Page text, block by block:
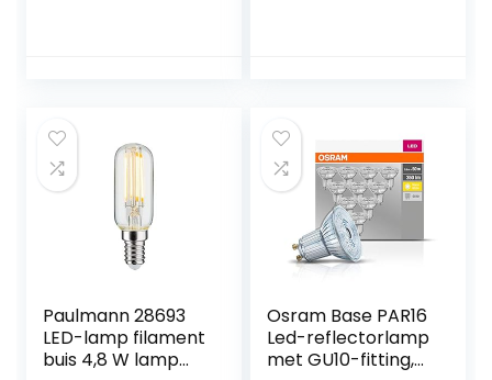
Paulmann 28693
LED-lamp filament
buis 4,8 W lamp
Osram Base PAR16
Led-reflectorlamp
met GU10-fitting,